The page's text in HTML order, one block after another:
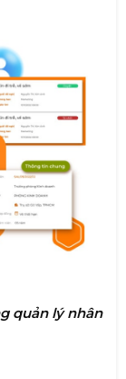
quản lý nhân